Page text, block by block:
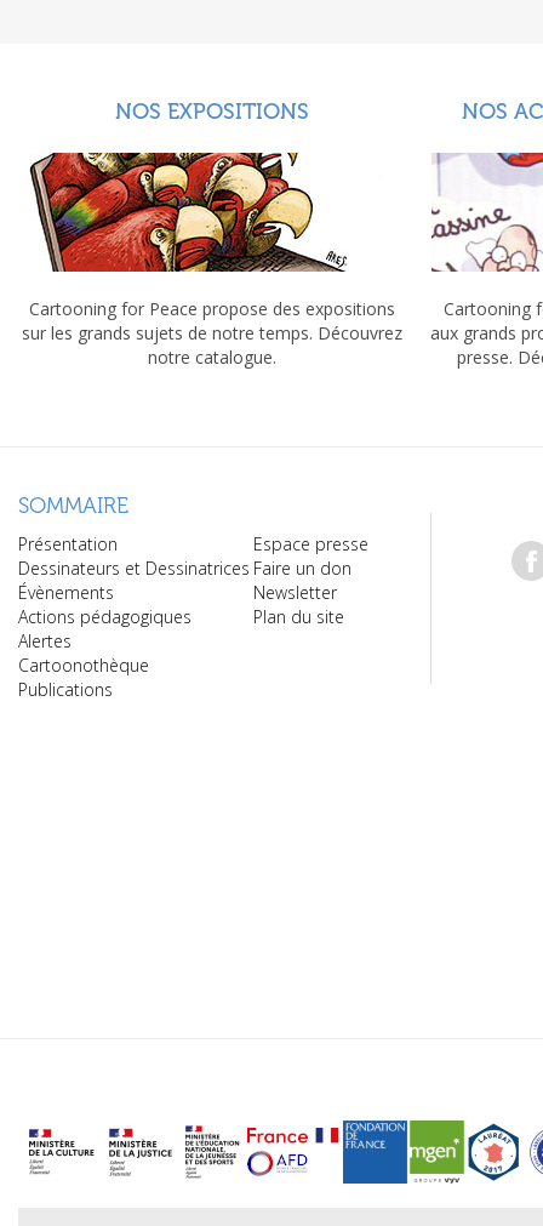
NOS EXPOSITIONS
Cartooning for Peace propose des expositions
sur les grands sujets de notre temps. Découvrez
notre catalogue.
NOS
Cartooning
aux grands
presse.
SOMMAIRE
Présentation
Dessinateurs et Dessinatrices
Évènements
Actions pédagogiques
Alertes
Cartoonothèque
Publications
Espace presse
Faire un don
Newsletter
Plan du site